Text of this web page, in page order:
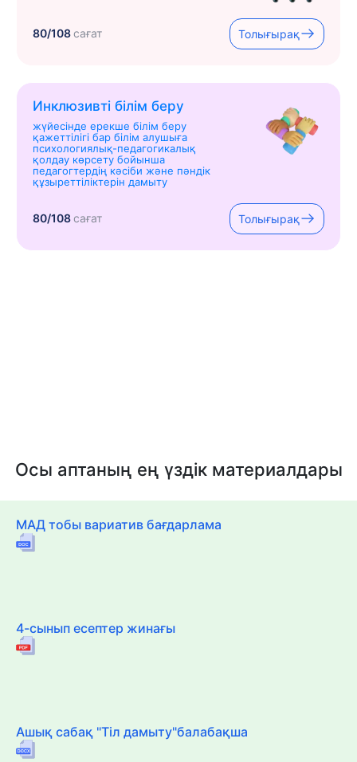
80/108сағат Толығырақ
Инклюзивті білім беру
жүйесінде ерекше білім беру
қажеттілігі бар білім алушыға
психологиялық-педагогикалық
қолдау көрсету бойынша
педагогтердің кәсіби және пәндік
құзыреттіліктерін дамыту
80/108сағат Толығырақ
Осы аптаның ең үздік материалдары
МАД тобы вариатив бағдарлама
4-сынып есептер жинағы
Ашық сабақ "Тіл дамыту"балабақша